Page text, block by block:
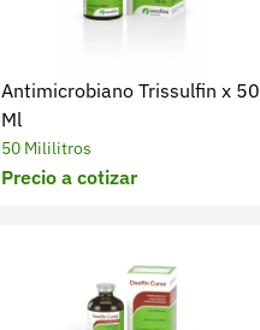
Antimicrobiano Trissulfin x 50
Ml
50 Mililitros
Precio a cotizar